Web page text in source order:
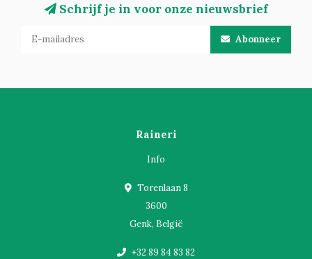
Schrijf je in voor onze nieuwsbrief
Abonneer
Raineri
Info
Torenlaan 8
3600
Genk, België
+32 89 84 83 82